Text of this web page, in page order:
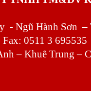
- Ngũ Hành Sơn –
0511 3 695535
– Khuê Trung –